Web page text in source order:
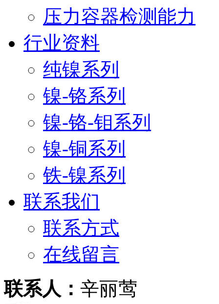
压力容器检测能力
行业资料
纯镍系列
镍-铬系列
镍-铬-钼系列
镍-铜系列
铁-镍系列
联系我们
联系方式
在线留言
联系人： 辛丽莺